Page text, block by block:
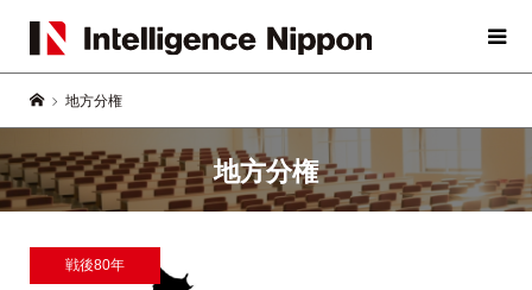
地方分権
地方分権
戦後80年